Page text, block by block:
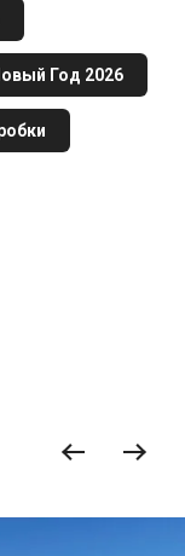
Год 2026